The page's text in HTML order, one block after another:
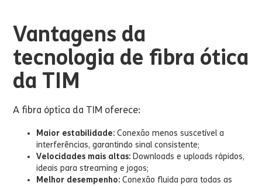
Vantagens da
tecnologia de fibra ótica
da TIM
A fibra óptica da TIM oferece:
Maior estabilidade: Conexão menos suscetível a
interferências, garantindo sinal consistente;
Velocidades mais altas: Downloads e uploads rápidos,
ideais para streaming e jogos;
Melhor desempenho: Conexão fluida para todas as